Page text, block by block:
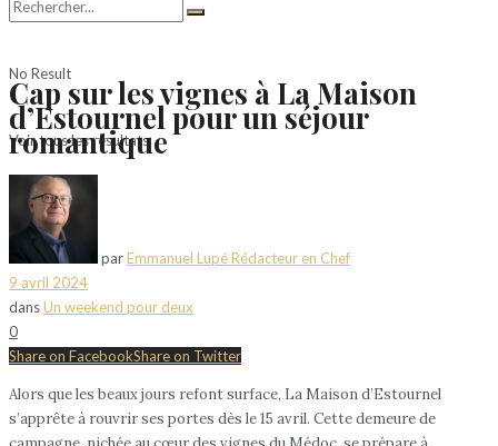
No Result
Voir tous les résultats
Cap sur les vignes à La Maison
d’Estournel pour un séjour
romantique
parEmmanuel Lupé Rédacteur en Chef
9 avril 2024
dansUn weekend pour deux
0
Share on FacebookShare on Twitter
Alors que les beaux jours refont surface, La Maison d’Estournel
s’apprête à rouvrir ses portes dès le 15 avril. Cette demeure de